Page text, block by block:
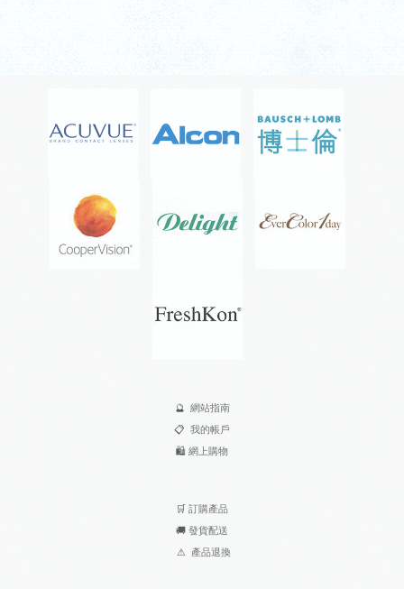
🔮 網站指南
📋 我的帳戶
🛍️ 網上購物
🛒 訂購產品
🚚 發貨配送
⚠ 產品退換